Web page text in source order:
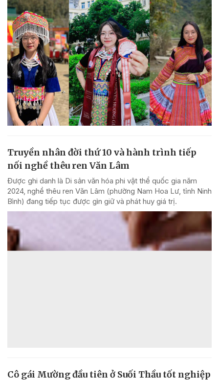
Truyền nhân đời thứ 10 và hành trình tiếp
nối nghề thêu ren Văn Lâm
Được ghi danh là Di sản văn hóa phi vật thể quốc gia năm
2024, nghề thêu ren Văn Lâm (phường Nam Hoa Lư, tỉnh Ninh
Bình) đang tiếp tục được gìn giữ và phát huy giá trị.
Cô gái Mường đầu tiên ở Suối Thầu tốt nghiệp